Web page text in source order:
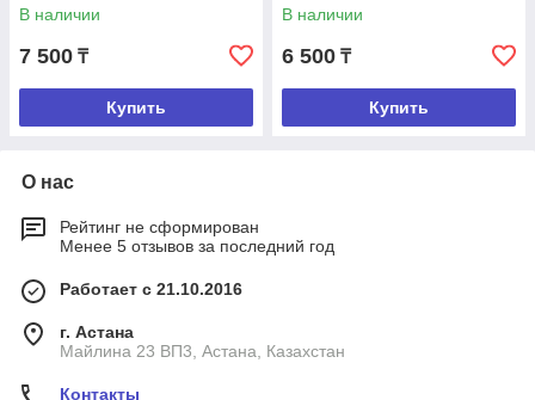
В наличии
7 500 ₸
Купить
В наличии
6 500 ₸
Купить
О нас
Рейтинг не сформирован
Менее 5 отзывов за последний год
Работает с 21.10.2016
г. Астана
Майлина 23 ВП3, Астана, Казахстан
Контакты